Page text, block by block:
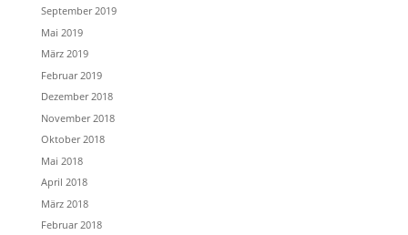
September 2019
Mai 2019
März 2019
Februar 2019
Dezember 2018
November 2018
Oktober 2018
Mai 2018
April 2018
März 2018
Februar 2018